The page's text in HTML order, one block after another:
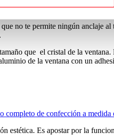
aprovechar al máximo el espacio
no te permite ningún anclaje
que el cristal de la
de la ventana con un
completo de confección a medida
estética. Es apostar por la